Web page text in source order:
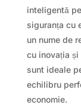
inteligentă
siguranța cu
un nume de
cu inovația
sunt ideale
echilibru
economie.